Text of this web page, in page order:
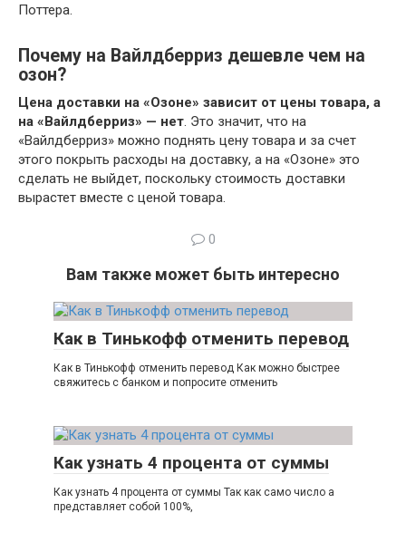
Поттера.
Почему на Вайлдберриз дешевле чем на
озон?
Цена доставки на «Озоне» зависит от цены товара, а
на «Вайлдберриз» — нет. Это значит, что на
«Вайлдберриз» можно поднять цену товара и за счет
этого покрыть расходы на доставку, а на «Озоне» это
сделать не выйдет, поскольку стоимость доставки
вырастет вместе с ценой товара.
0
Вам также может быть интересно
Как в Тинькофф отменить перевод
Как в Тинькофф отменить перевод Как можно быстрее
свяжитесь с банком и попросите отменить
Как узнать 4 процента от суммы
Как узнать 4 процента от суммы Так как само число а
представляет собой 100%,